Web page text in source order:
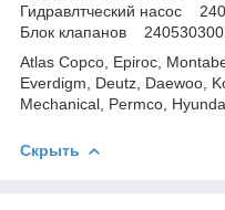
Гидравлтческий насос
Блок клапанов
Atlas Copco, Epiroc,
Everdigm, Deutz, Daewoo,
Mechanical, Permco,
Скрыть